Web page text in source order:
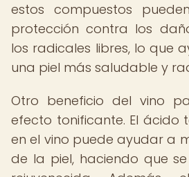
estos compuestos
protección contra los
los radicales libres, lo que
una piel más saludable y
Otro beneficio del vino
efecto tonificante. El ácido
en el vino puede ayudar a
de la piel, haciendo que